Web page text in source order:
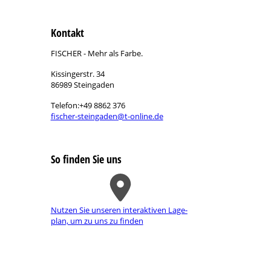
Kontakt
FISCHER - Mehr als Farbe.
Kissingerstr. 34
86989 Steingaden
Telefon:+49 8862 376
fischer-steingaden@t-online.de
So finden Sie uns
Nutzen Sie unseren interaktiven La­ge­
plan, um zu uns zu finden